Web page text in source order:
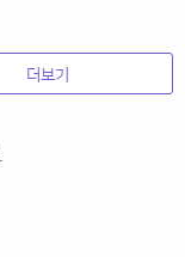
더보기